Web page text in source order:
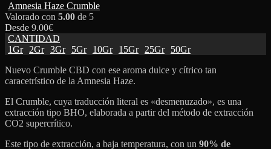
Amnesia Haze Crumble
Valorado con 5.00 de 5
Desde 9.00€
CANTIDAD
1Gr
2Gr 3Gr 5Gr 10Gr 15Gr 25Gr
50Gr
Nuevo Crumble CBD con ese aroma dulce y cítrico tan
caracetrístico de la Amnesia Haze.
El Crumble, cuya traducción literal es «desmenuzado», es una
extracción tipo BHO, elaborada a partir del método de extracción
CO2 supercrítico.
Este tipo de extracción, a baja temperatura, con un 90% de